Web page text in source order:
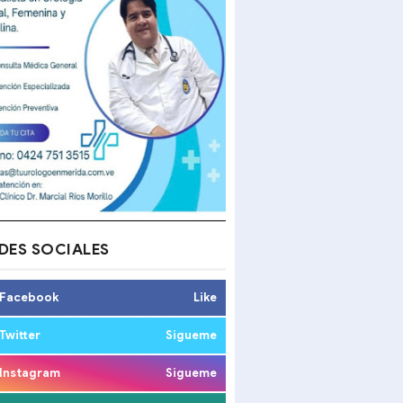
SOCIALES
Like
Sigueme
Sigueme